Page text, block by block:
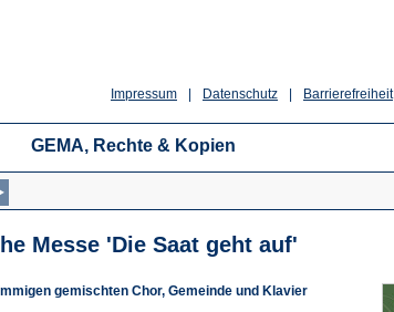
Barrierefreiheit
Datenschutz
Impressum
GEMA, Rechte & Kopien
Messe 'Die Saat geht auf'
gemischten Chor, Gemeinde und Klavier